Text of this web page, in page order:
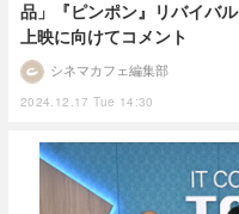
品」『ピンポン』リバイバル
上映に向けてコメント
2024.12.17 Tue 14:30
シネマカフェ編集部